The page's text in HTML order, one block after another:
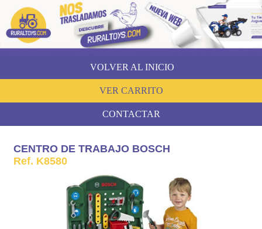
VOLVER AL INICIO
VER CARRITO
CONTACTAR
CENTRO DE TRABAJO BOSCH
Ref. K8580